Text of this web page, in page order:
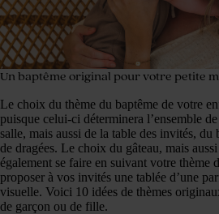
Un baptême original pour votre petite
Le choix du thème du baptême de votre
puisque celui-ci déterminera l’ensemble
salle, mais aussi de la table des invités,
de dragées. Le choix du gâteau, mais
également se faire en suivant votre thème
proposer à vos invités une tablée d’une
visuelle. Voici 10 idées de thèmes
de garçon ou de fille.